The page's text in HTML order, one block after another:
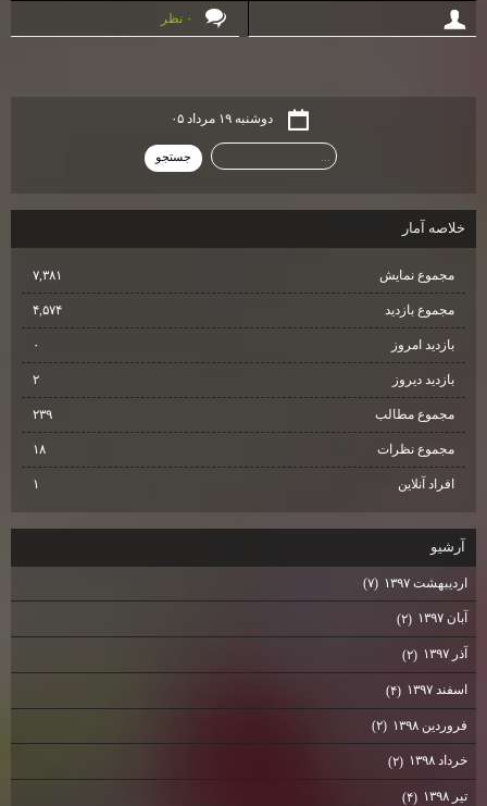
۰ نظر
دوشنبه ۱۹ مرداد ۰۵
خلاصه آمار
مجموع نمایش‌ ۷,۳۸۱
مجموع بازدید ۴,۵۷۴
بازدید امروز ۰
بازدید دیروز ۲
مجموع مطالب ۲۳۹
مجموع نظرات ۱۸
افراد آنلاین ۱
آرشيو
اردیبهشت ۱۳۹۷ (۷)
آبان ۱۳۹۷ (۲)
آذر ۱۳۹۷ (۲)
اسفند ۱۳۹۷ (۴)
فروردین ۱۳۹۸ (۲)
خرداد ۱۳۹۸ (۲)
تیر ۱۳۹۸ (۴)